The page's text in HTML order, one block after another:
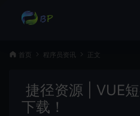
首页 程序员资讯 正文
捷径资源 | VUE
下载！